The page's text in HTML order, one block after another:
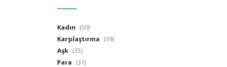
Kadın (50)
Karşılaştırma (39)
Aşk (35)
Para (31)